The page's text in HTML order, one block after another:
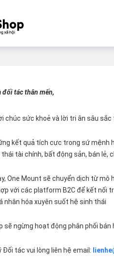
đối tác thân mến,
chúc sức khoẻ và lời tri ân sâu
kết quả tích cực trong sứ mệnh
tài chính, bất động sản, bán lẻ,
One Mount sẽ chuyển dịch từ
với các platform B2C để kết nối
nhân hóa xuyên suốt hệ sinh thái
sẽ ngừng hoạt động phân phối
Đối tác vui lòng liên hệ email: